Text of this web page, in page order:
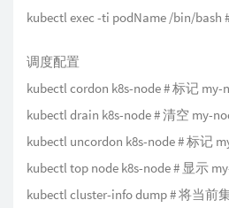
kubectl exec -ti podName /bin/bash
调度配置
kubectl cordon k8s-node # 标记
kubectl drain k8s-node # 清空 my-
kubectl uncordon k8s-node # 标记
kubectl top node k8s-node # 显示
kubectl cluster-info dump # 将当前